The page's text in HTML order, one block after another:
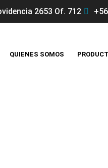
2653 Of. 712
QUIENES SOMOS